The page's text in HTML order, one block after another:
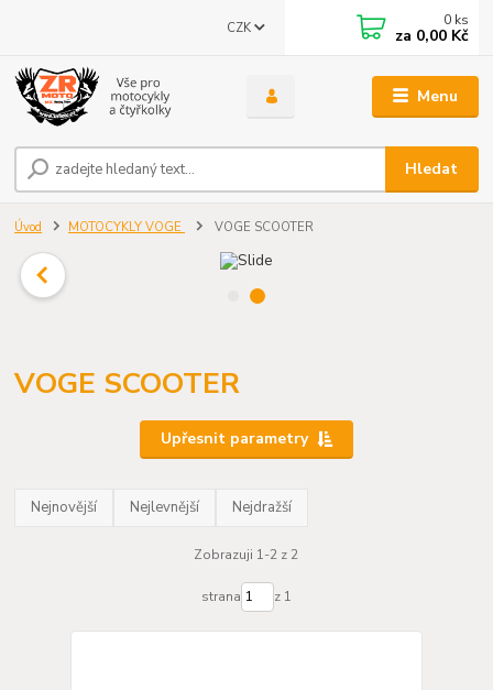
Menu
CZK
Hledat
0 ks
za 0,00 Kč
Úvod MOTOCYKLY VOGE VOGE SCOOTER
VOGE SCOOTER
Upřesnit parametry
Nejnovější Nejlevnější Nejdražší
Zobrazuji 1-2 z 2
strana z 1